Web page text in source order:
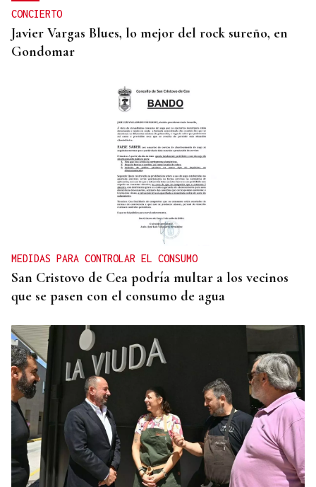
CONCIERTO
Javier Vargas Blues, lo mejor del rock sureño, en
Gondomar
MEDIDAS PARA CONTROLAR EL CONSUMO
San Cristovo de Cea podría multar a los vecinos
que se pasen con el consumo de agua